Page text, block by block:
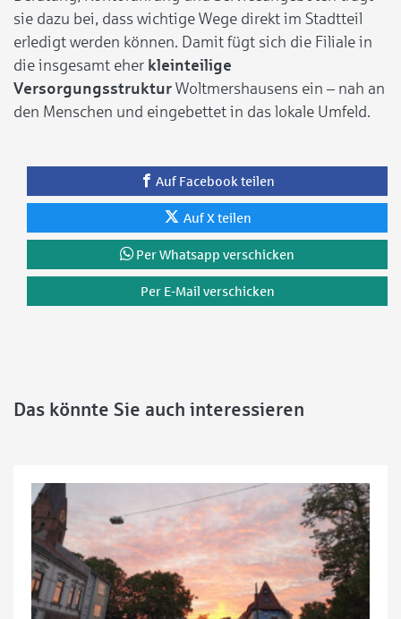
sie dazu bei, dass wichtige Wege direkt im Stadtteil
erledigt werden können. Damit fügt sich die Filiale in
die insgesamt eher kleinteilige
Versorgungsstruktur Woltmershausens ein – nah an
den Menschen und eingebettet in das lokale Umfeld.
Auf Facebook teilen
Auf X teilen
Per Whatsapp verschicken
Per E-Mail verschicken
Das könnte Sie auch interessieren